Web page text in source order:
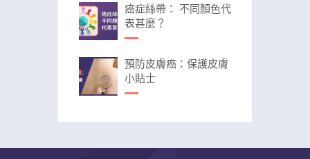
癌症絲帶： 不同顏色代
表甚麼？
預防皮膚癌：保護皮膚
小貼士